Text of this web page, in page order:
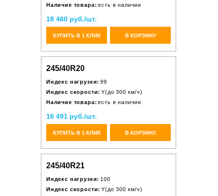
Наличие товара: есть в наличии
18 460 руб./шт.
КУПИТЬ В 1 КЛИК В КОРЗИНУ
245/40R20
Индекс нагрузки: 99
Индекс скорости: Y(до 300 км/ч)
Наличие товара: есть в наличии
16 491 руб./шт.
КУПИТЬ В 1 КЛИК В КОРЗИНУ
245/40R21
Индекс нагрузки: 100
Индекс скорости: Y(до 300 км/ч)